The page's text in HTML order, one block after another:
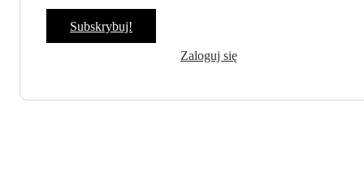
Subskrybuj!
Zaloguj się